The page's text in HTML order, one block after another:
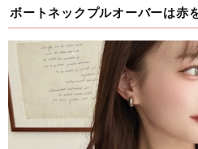
ボートネックプルオーバーは赤